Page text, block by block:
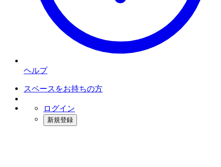
ヘルプ
スペースをお持ちの方
ログイン
新規登録